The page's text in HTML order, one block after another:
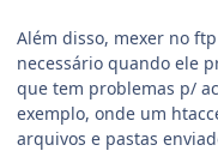
Além disso, mexer no
necessário quando ele
que tem problemas p/
exemplo, onde um
arquivos e pastas